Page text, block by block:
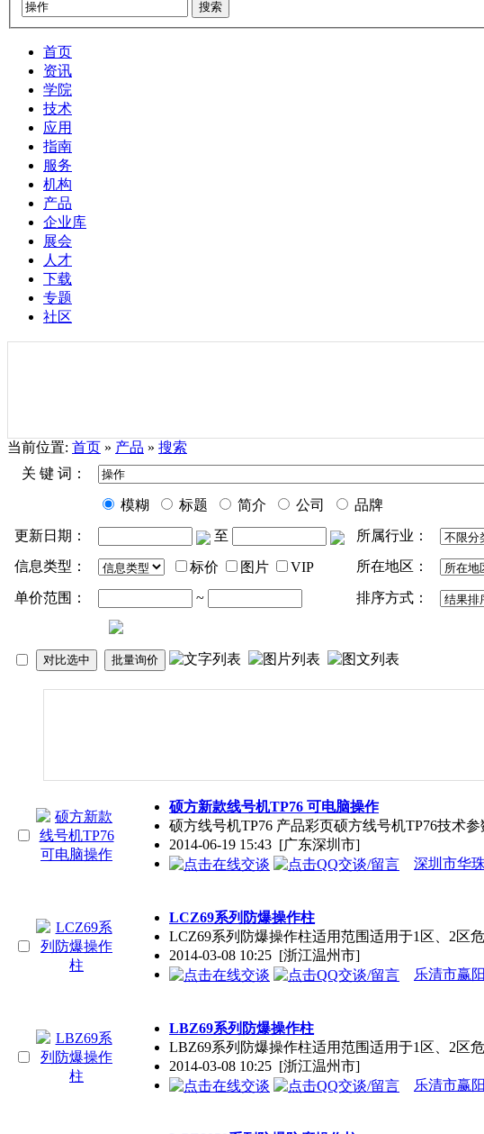
搜索
首页
资讯
学院
技术
应用
指南
服务
机构
产品
企业库
展会
人才
下载
专题
社区
当前位置: 首页 » 产品 » 搜索
关 键 词：
模糊 标题 简介 公司
品牌
更新日期：
至
所属行业：
信息类型：
标价 图片 VIP 所在地区：
单价范围： ~ 排序方式：
硕方新款线号机TP76 可电脑操作
硕方线号机TP76 产品彩页硕方线号机TP76技术
2014-06-19 15:43 [广东深圳市]
深圳市华
LCZ69系列防爆操作柱
LCZ69系列防爆操作柱适用范围适用于1区、2区
2014-03-08 10:25 [浙江温州市]
乐清市赢
LBZ69系列防爆操作柱
LBZ69系列防爆操作柱适用范围适用于1区、2区
2014-03-08 10:25 [浙江温州市]
乐清市赢